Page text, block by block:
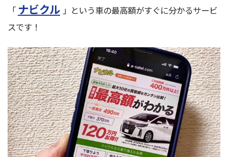
「 ナビクル 」という車の最高額がすぐに分かるサービ
スです！